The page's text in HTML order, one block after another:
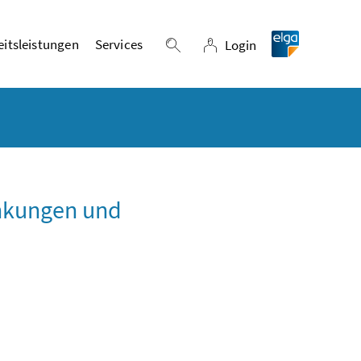
Services Suche einblenden
Login
Login
und